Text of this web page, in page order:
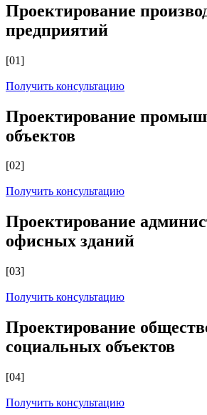
Проектирование
предприятий
[01]
Получить консультацию
Проектирование
объектов
[02]
Получить консультацию
Проектирование
офисных зданий
[03]
Получить консультацию
Проектирование
социальных объектов
[04]
Получить консультацию